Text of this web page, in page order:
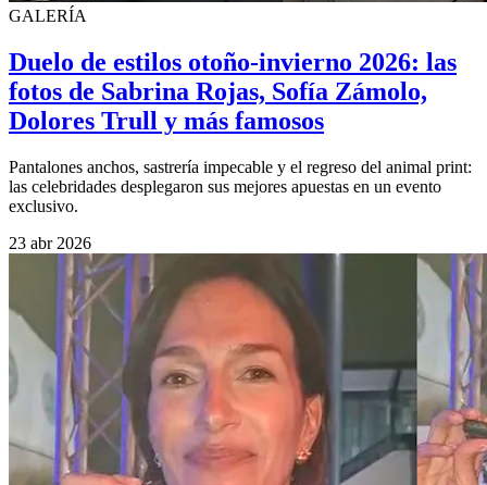
GALERÍA
Duelo de estilos otoño-invierno 2026: las
fotos de Sabrina Rojas, Sofía Zámolo,
Dolores Trull y más famosos
Pantalones anchos, sastrería impecable y el regreso del animal print:
las celebridades desplegaron sus mejores apuestas en un evento
exclusivo.
23 abr 2026